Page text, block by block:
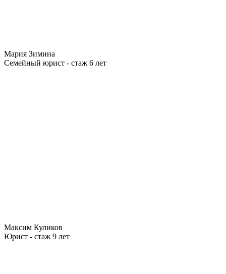
Мария Зимина
Семейный юрист - стаж 6 лет
Максим Куликов
Юрист - стаж 9 лет